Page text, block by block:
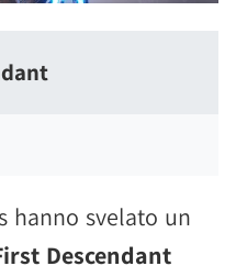
hanno svelato un
Descendant